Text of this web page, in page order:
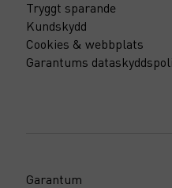
Tryggt sparande
Kundskydd
Cookies & webbplats
Garantums
Garantum